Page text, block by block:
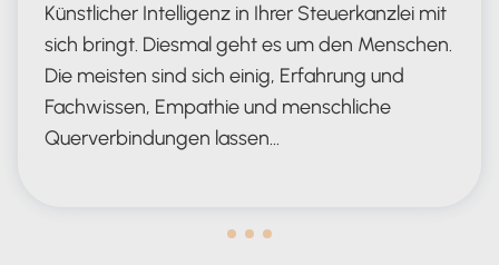
Künstlicher Intelligenz in Ihrer Steuerkanzlei mit
sich bringt. Diesmal geht es um den Menschen.
Die meisten sind sich einig, Erfahrung und
Fachwissen, Empathie und menschliche
Querverbindungen lassen…